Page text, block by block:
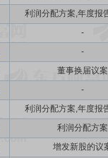
利润分配方案,年度报
-
-
董事换届议案
-
利润分配方案,年度报
利润分配方案
增发新股的议